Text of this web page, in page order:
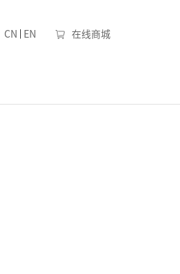
CN EN 在线商城